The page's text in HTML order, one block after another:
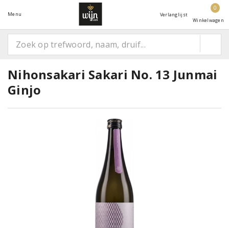
Menu Verlanglijst
0
Winkelwagen
Nihonsakari Sakari No. 13 Junmai
Ginjo